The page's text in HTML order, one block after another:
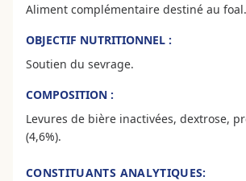
Aliment complémentaire destiné au foal.
OBJECTIF NUTRITIONNEL :
Soutien du sevrage.
COMPOSITION :
Levures de bière inactivées, dextrose,
(4,6%).
CONSTITUANTS ANALYTIQUES: